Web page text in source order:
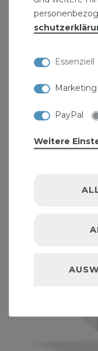
13,99 € *
Essenziell
Marketing
PayPal
Weitere